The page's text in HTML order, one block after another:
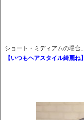
ショート・ミディアムの場合、
【いつもヘアスタイル綺麗ね】